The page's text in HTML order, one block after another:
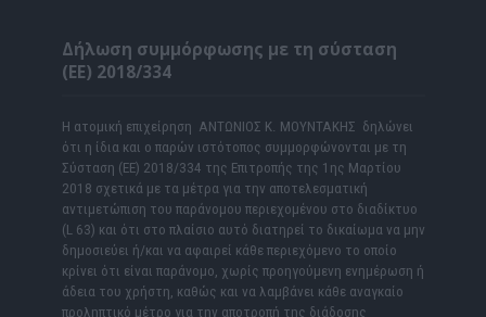
Δήλωση συμμόρφωσης με τη σύσταση
(ΕΕ) 2018/334
Η ατομική επιχείρηση ΑΝΤΩΝΙΟΣ Κ. ΜΟΥΝΤΑΚΗΣ δηλώνει
ότι η ίδια και ο παρών ιστότοπος συμμορφώνονται με τη
Σύσταση (ΕΕ) 2018/334 της Επιτροπής της 1ης Μαρτίου
2018 σχετικά με τα μέτρα για την αποτελεσματική
αντιμετώπιση του παράνομου περιεχομένου στο διαδίκτυο
(L 63) και ότι στο πλαίσιο αυτό διατηρεί το δικαίωμα να μην
δημοσιεύει ή/και να αφαιρεί κάθε περιεχόμενο το οποίο
κρίνει ότι είναι παράνομο, χωρίς προηγούμενη ενημέρωση ή
άδεια του χρήστη, καθώς και να λαμβάνει κάθε αναγκαίο
προληπτικό μέτρο για την αποτροπή της διάδοσης